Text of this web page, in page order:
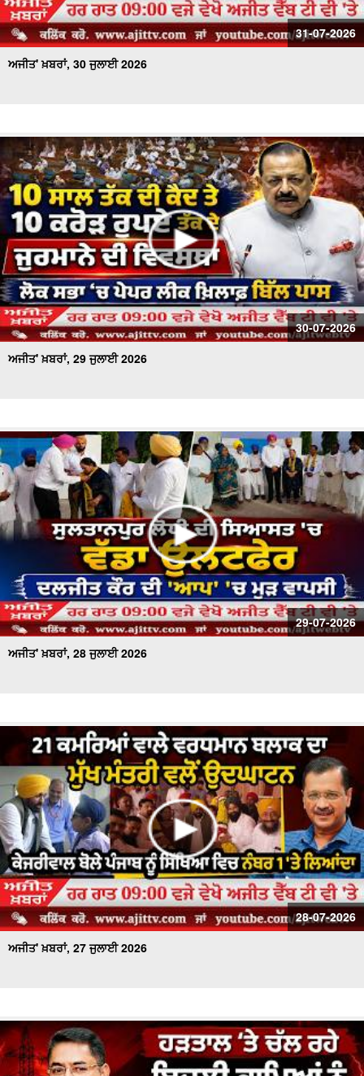
31-07-2026
ਅਜੀਤ' ਖ਼ਬਰਾਂ, 30 ਜੁਲਾਈ 2026
30-07-2026
ਅਜੀਤ' ਖ਼ਬਰਾਂ, 29 ਜੁਲਾਈ 2026
29-07-2026
ਅਜੀਤ' ਖ਼ਬਰਾਂ, 28 ਜੁਲਾਈ 2026
28-07-2026
ਅਜੀਤ' ਖ਼ਬਰਾਂ, 27 ਜੁਲਾਈ 2026